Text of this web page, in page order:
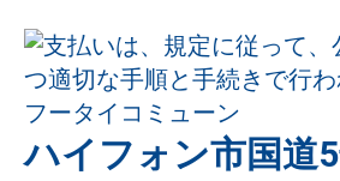
ハイフォン市国道